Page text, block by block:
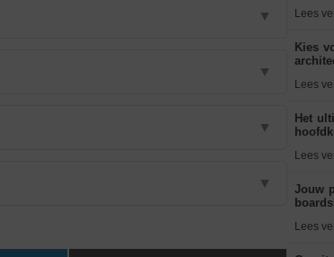
▼
▼
▼
▼
Lees
Kies
Lees
Het
Lees
Jouw
Lees